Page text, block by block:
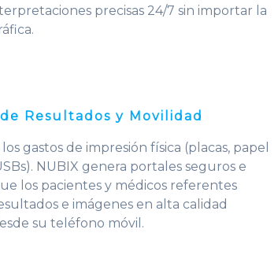
precisas 24/7 sin importar la
Resultados y Movilidad
gastos de impresión física (placas, papel
NUBIX genera portales seguros e
los pacientes y médicos referentes
e imágenes en alta calidad
su teléfono móvil.